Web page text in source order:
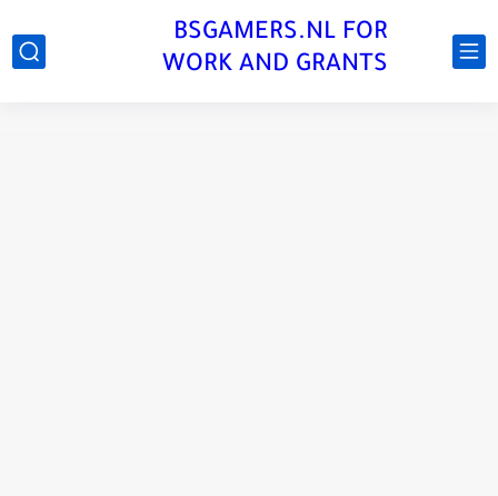
BSGAMERS.NL FOR
WORK AND GRANTS